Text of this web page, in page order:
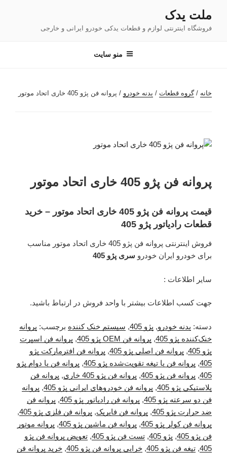
محتوا
ملت یدک
فروشگاه اینترنتی لوازم و قطعات یدکی خودرو ایرانی و خارجی
منو سایت
خانه /گروه قطعات / بدنه خودرو / پروانه فن پژو 405 خاری اتحاد موتور
پروانه فن پژو 405 خاری اتحاد موتور
قیمت پروانه فن پژو 405 خاری اتحاد موتور – خرید
قطعات رادیاتور پژو 405
فروش اینترنتی پروانه فن پژو 405 خاری اتحاد موتور مناسب
برای خودرو ایران خودرو سری پژو 405
سایر اطلاعات :
جهت کسب اطلاعات بیشتر با واحد فروش در ارتباط باشید.
دسته: بدنه خودرو, پژو 405 , سیستم خنک کننده برچسب: پروانه
خنک‌کننده پژو 405
, پروانه فن OEM پژو 405 , پروانه فن اسپرت
پژو 405
, پروانه فن اصلی پژو 405 , پروانه فن افترمارکت پژو
405
, پروانه فن با تیغه تقویت‌شده پژو 405 , پروانه فن با دوام پژو
405
, پروانه فن پژو 405 , پروانه فن پژو 405 خاری , پروانه فن
پلاستیکی پژو 405
, پروانه فن خودروهای ایرانی پژو 405 , پروانه
فن دو سرعته پژو 405
, پروانه فن رادیاتور پژو 405 , پروانه فن
ضد حرارت پژو 405
, پروانه فن فابریک, پروانه فن فلزی پژو 405
,
پروانه فن کولر پژو 405
, پروانه فن ماشین پژو 405 , پروانه موتور
فن پژو 405
, پژو 405 , تست فن پژو 405 , تعویض پروانه فن پژو
405
, تیغه فن پژو 405 , خرابی پروانه فن پژو 405 , خرید پروانه فن